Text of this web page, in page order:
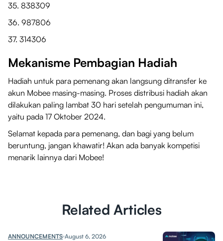
35. 838309
36. 987806
37. 314306
Mekanisme Pembagian Hadiah
Hadiah untuk para pemenang akan langsung ditransfer ke
akun Mobee masing-masing. Proses distribusi hadiah akan
dilakukan paling lambat 30 hari setelah pengumuman ini,
yaitu pada 17 Oktober 2024.
Selamat kepada para pemenang, dan bagi yang belum
beruntung, jangan khawatir! Akan ada banyak kompetisi
menarik lainnya dari Mobee!
Related Articles
ANNOUNCEMENTS August 6, 2026